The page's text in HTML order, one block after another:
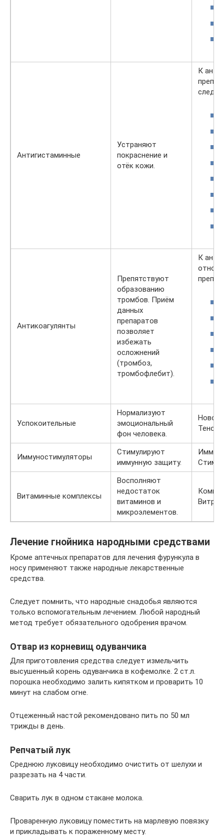
Антигистаминные
Устраняют
покраснение и
отёк кожи.
К
Антикоагулянты
Препятствуют
образованию
тромбов. Приём
данных
препаратов
позволяет
избежать
осложнений
(тромбоз,
тромбофлебит).
К
Успокоительные
Нормализуют
эмоциональный
фон человека.
Ново-
Иммуностимуляторы
Стимулируют
иммунную защиту.
Витаминные комплексы
Восполняют
недостаток
витаминов и
микроэлементов.
Лечение гнойника народными средствами
Кроме аптечных препаратов для лечения фурункула в
носу применяют также народные лекарственные
средства.
Следует помнить, что народные снадобья являются
только вспомогательным лечением. Любой народный
метод требует обязательного одобрения врачом.
Отвар из корневищ одуванчика
Для приготовления средства следует измельчить
высушенный корень одуванчика в кофемолке. 2 ст.л.
порошка необходимо залить кипятком и проварить 10
минут на слабом огне.
Отцеженный настой рекомендовано пить по 50 мл
трижды в день.
Репчатый лук
Среднюю луковицу необходимо очистить от шелухи и
разрезать на 4 части.
Сварить лук в одном стакане молока.
Проваренную луковицу поместить на марлевую повязку
и прикладывать к пораженному месту.